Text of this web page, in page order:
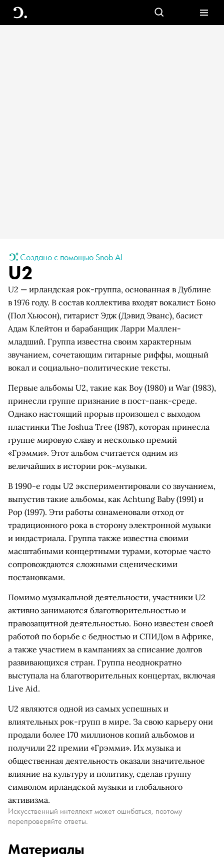
Создано с помощью Snob AI
U2
U2 — ирландская рок-группа, основанная в Дублине
в 1976 году. В состав коллектива входят вокалист Боно
(Пол Хьюсон), гитарист Эдж (Дэвид Эванс), басист
Адам Клейтон и барабанщик Ларри Маллен-
младший. Группа известна своим характерным
звучанием, сочетающим гитарные риффы, мощный
вокал и социально-политические тексты.
Первые альбомы U2, такие как Boy (1980) и War (1983),
принесли группе признание в пост-панк-среде.
Однако настоящий прорыв произошел с выходом
пластинки The Joshua Tree (1987), которая принесла
группе мировую славу и несколько премий
«Грэмми». Этот альбом считается одним из
величайших в истории рок-музыки.
В 1990-е годы U2 экспериментировали со звучанием,
выпустив такие альбомы, как Achtung Baby (1991) и
Pop (1997). Эти работы ознаменовали отход от
традиционного рока в сторону электронной музыки
и индастриала. Группа также известна своими
масштабными концертными турами, которые часто
сопровождаются сложными сценическими
постановками.
Помимо музыкальной деятельности, участники U2
активно занимаются благотворительностью и
правозащитной деятельностью. Боно известен своей
работой по борьбе с бедностью и СПИДом в Африке,
а также участием в кампаниях за списание долгов
развивающихся стран. Группа неоднократно
выступала на благотворительных концертах, включая
Live Aid.
U2 являются одной из самых успешных и
влиятельных рок-групп в мире. За свою карьеру они
продали более 170 миллионов копий альбомов и
получили 22 премии «Грэмми». Их музыка и
общественная деятельность оказали значительное
влияние на культуру и политику, сделав группу
символом ирландской музыки и глобального
активизма.
Искусственный интеллект может ошибаться, поэтому
перепроверяйте ответы.
Материалы